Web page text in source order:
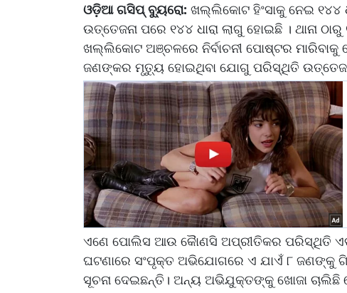
ଓଡ଼ିଆ ଗସିପ୍ ବ୍ୟୁରୋ: ଖଲ୍ଲିକୋଟ ହିଂସାକୁ ନେଇ ୧୪୪
ଉତ୍ତେଜନା ପରେ ୧୪୪ ଧାରା ଲାଗୁ ହୋଇଛି । ଥାନା
ଖଲ୍ଲିକୋଟ ଅଞ୍ଚଳରେ ନିର୍ବାଚନୀ ପୋଷ୍ଟର
ଜଣଙ୍କର ମୃତ୍ୟୁ ହୋଇଥିବା ଯୋଗୁ ପରିସ୍ଥିତି
ଏଣେ ପୋଲିସ ଆଉ କୈାଣସି ଅପ୍ରୀତିକର ପରିସ୍ଥିତି
ଘଟଣାରେ ସଂପୃକ୍ତ ଅଭିଯୋଗରେ ଏ ଯାଏଁ ୮ ଜଣଙ୍କୁ
ସୂଚନା ଦେଇଛନ୍ତି। ଅନ୍ୟ ଅଭିଯୁକ୍ତଙ୍କୁ ଖୋଜା ଚାଲିଛି